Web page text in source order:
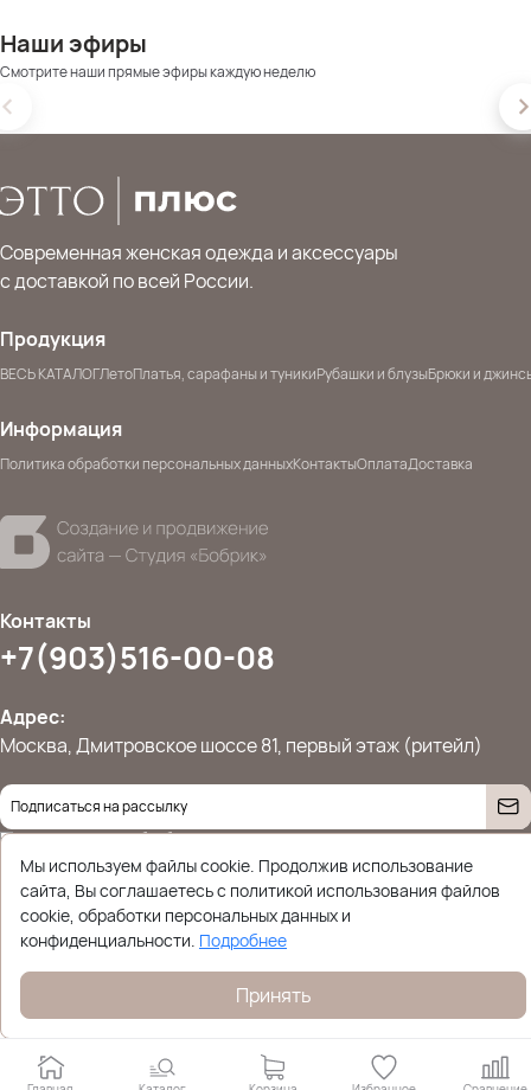
Наши эфиры
Смотрите наши прямые эфиры каждую неделю
Современная женская одежда и аксессуары
с доставкой по всей России.
Продукция
ВЕСЬ КАТАЛОГЛетоПлатья, сарафаны и туникиРубашки и блузыБрюки и
Информация
Политика обработки персональных данныхКонтактыОплатаДоставка
Контакты
+7(903)516-00-08
Адрес:
Москва, Дмитровское шоссе 81, первый этаж (ритейл)
Даю согласие наобработку персональных данных
© 2026 Ettoplus.ru — Все права защищены.
Политика конфиденциальности
Мы используем файлы cookie. Продолжив использование
сайта, Вы соглашаетесь с политикой использования файлов
cookie, обработки персональных данных и
конфиденциальности. Подробнее
Принять